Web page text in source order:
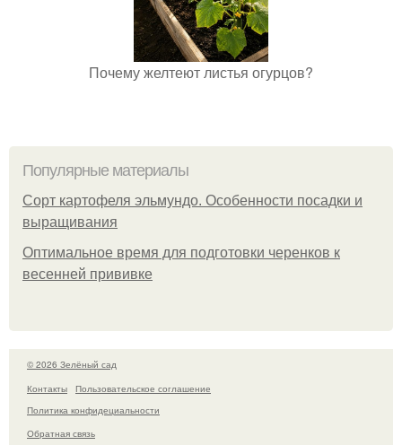
Почему желтеют листья огурцов?
Популярные материалы
Сорт картофеля эльмундо. Особенности посадки и
выращивания
Оптимальное время для подготовки черенков к
весенней прививке
© 2026 Зелёный сад
Контакты
Пользовательское соглашение
Политика конфидециальности
Обратная связь